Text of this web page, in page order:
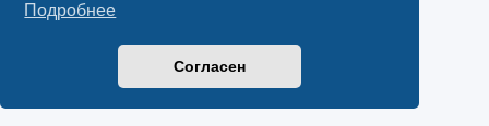
Подробнее
Согласен